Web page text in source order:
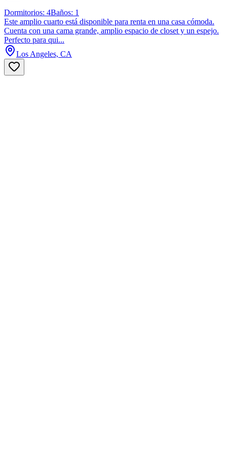
Dormitorios: 4Baños: 1
Este amplio cuarto está disponible para renta en una casa cómoda.
Cuenta con una cama grande, amplio espacio de closet y un espejo.
Perfecto para qui...
Los Angeles, CA